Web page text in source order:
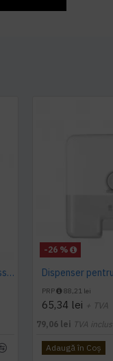
Dispenser servetele pliate Xpress inox Tork
-26 %
PRP 88,21 lei
65,34 lei + TVA
79,06 lei TVA inclus
Adaugă în Coş